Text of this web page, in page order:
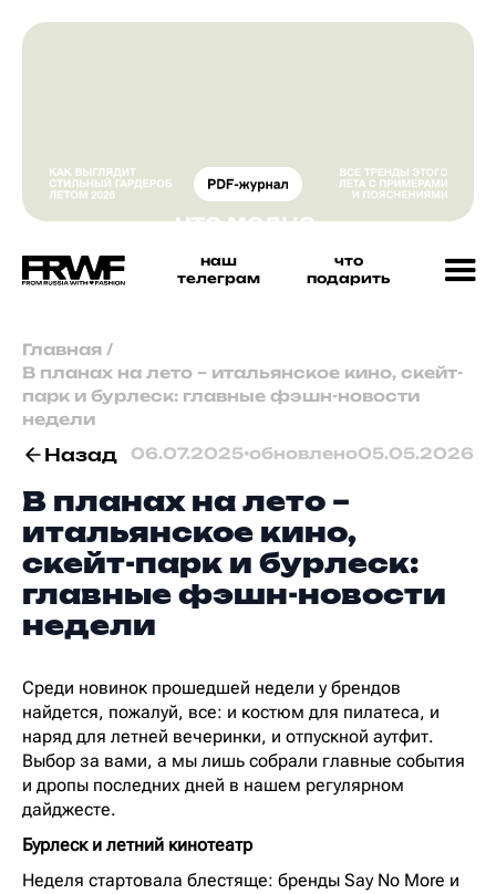
наш
телеграм
что
подарить
Главная /
В планах на лето – итальянское кино, скейт-
парк и бурлеск: главные фэшн-новости
недели
Назад 06.07.2025•обновлено05.05.2026
В планах на лето –
итальянское кино,
скейт-парк и бурлеск:
главные фэшн-новости
недели
Среди новинок прошедшей недели у брендов
найдется, пожалуй, все: и костюм для пилатеса, и
наряд для летней вечеринки, и отпускной аутфит.
Выбор за вами, а мы лишь собрали главные события
и дропы последних дней в нашем регулярном
дайджесте.
Бурлеск и летний кинотеатр
Неделя стартовала блестяще: бренды Say No More и